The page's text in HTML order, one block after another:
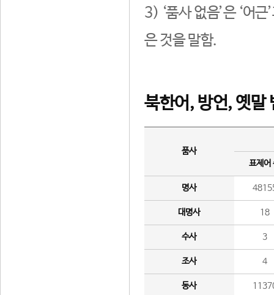
3) ‘품사 없음’은 ‘어
은 것을 말함.
북한어, 방언, 옛말
품사
표제어
명사
대명사 18
수사 3
조사 4
동사